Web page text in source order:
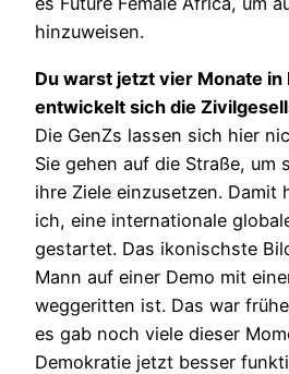
hinzuweisen.
Du warst jetzt vier Monate in
entwickelt sich die
Die GenZs lassen sich hier
Sie gehen auf die Straße, um
ihre Ziele einzusetzen. Damit
ich, eine internationale
gestartet. Das ikonischste
Mann auf einer Demo mit
weggeritten ist. Das war
es gab noch viele dieser
Demokratie jetzt besser